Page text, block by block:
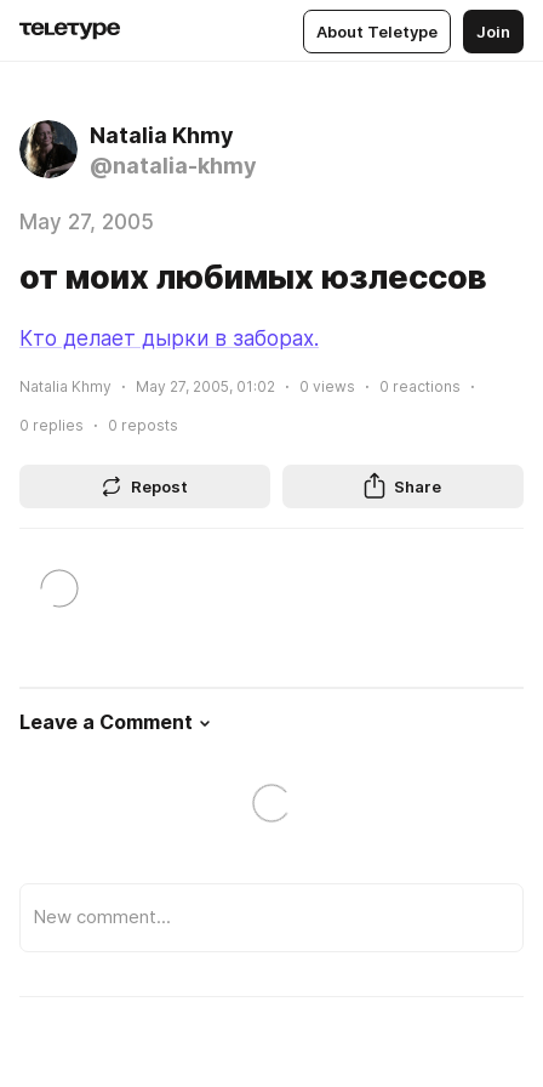
About Teletype Join
Natalia Khmy
@natalia-khmy
May 27, 2005
от моих любимых юзлессов
Кто делает дырки в заборах.
Natalia Khmy May 27, 2005, 01:02 0 views 0 reactions
0 replies 0 reposts
Repost Share
Leave a Comment